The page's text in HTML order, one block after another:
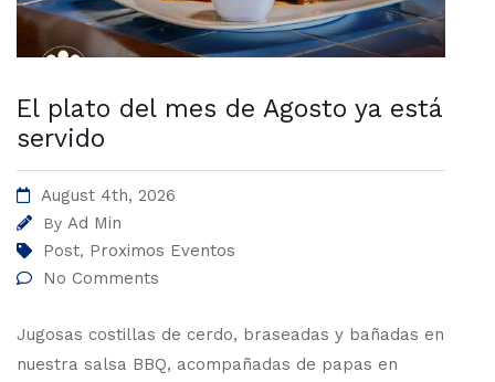
El plato del mes de Agosto ya está
servido
August 4th, 2026
By Ad Min
Post, Proximos Eventos
No Comments
Jugosas costillas de cerdo, braseadas y bañadas en
nuestra salsa BBQ, acompañadas de papas en